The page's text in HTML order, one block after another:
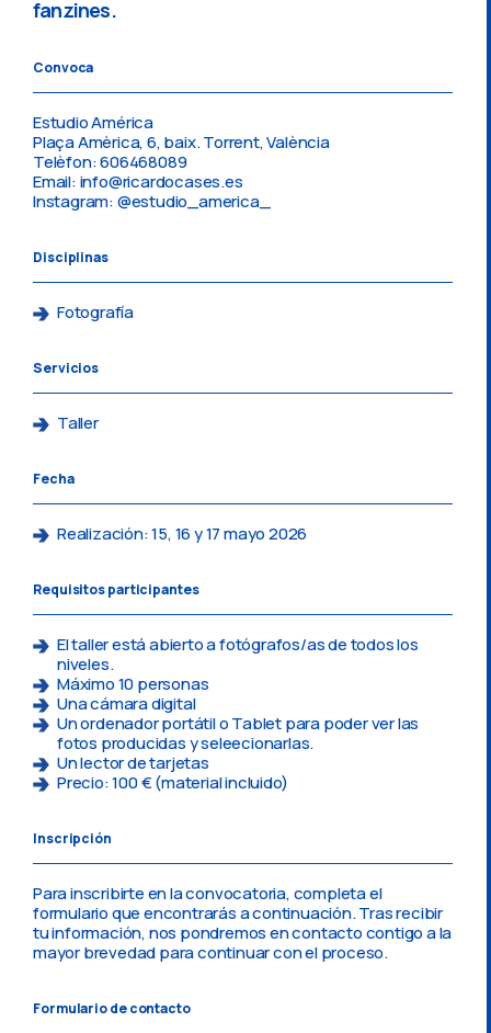
fanzines.
Convoca
Estudio América
Plaça Amèrica, 6, baix. Torrent, València
Telèfon: 606468089
Email: info@ricardocases.es
Instagram: @estudio_america_
Disciplinas
Fotografía
Servicios
Taller
Fecha
Realización: 15, 16 y 17 mayo 2026
Requisitos participantes
El taller está abierto a fotógrafos/as de todos los
niveles.
Máximo 10 personas
Una cámara digital
Un ordenador portátil o Tablet para poder ver las
fotos producidas y seleecionarlas.
Un lector de tarjetas
Precio: 100 € (material incluido)
Inscripción
Para inscribirte en la convocatoria, completa el
formulario que encontrarás a continuación. Tras recibir
tu información, nos pondremos en contacto contigo a la
mayor brevedad para continuar con el proceso.
Formulario de contacto